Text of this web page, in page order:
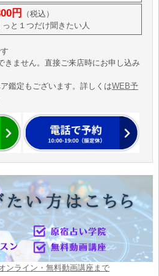
円
（税込）
っと１つだけ聞きたい人
ません。直接ご来店時にお申し込み
鑑定もございます。詳しくはWEB予
ンライン・無料動画講座まで